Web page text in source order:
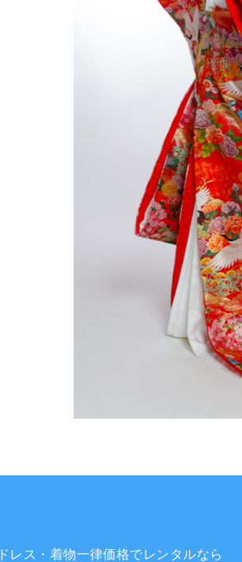
ドレス・着物一律価格でレンタルなら